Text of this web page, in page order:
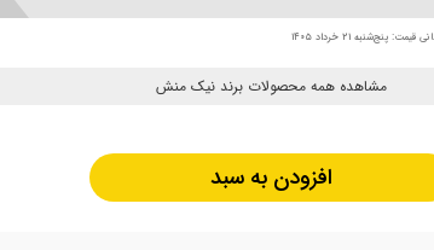
قیمت: پنج‌شنبه ۲۱ خرداد ۱۴۰۵
افزودن به سبد
مشاهده همه محصولات برند نیک منش